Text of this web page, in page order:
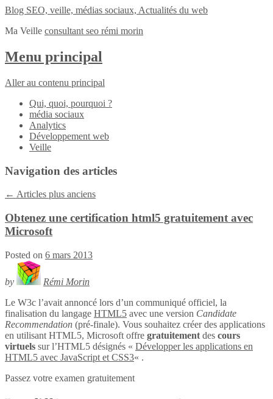
Blog SEO, veille, médias sociaux, Actualités du web
Ma Veille consultant seo rémi morin
Menu principal
Aller au contenu principal
Qui, quoi, pourquoi ?
média sociaux
Analytics
Développement web
Veille
Navigation des articles
← Articles plus anciens
Obtenez une certification html5 gratuitement avec
Microsoft
Posted on 6 mars 2013
by
Rémi Morin
Le W3c l’avait annoncé lors d’un communiqué officiel, la
finalisation du langage HTML5 avec une version Candidate
Recommendation (pré-finale). Vous souhaitez créer des applications
en utilisant HTML5, Microsoft offre gratuitement des cours
virtuels sur l’HTML5 désignés « Développer les applications en
HTML5 avec JavaScript et CSS3« .
Passez votre examen gratuitement